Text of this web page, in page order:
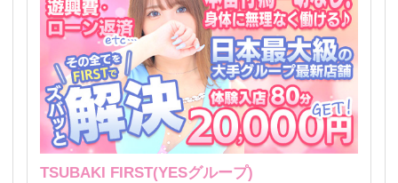
TSUBAKI FIRST(YESグループ)